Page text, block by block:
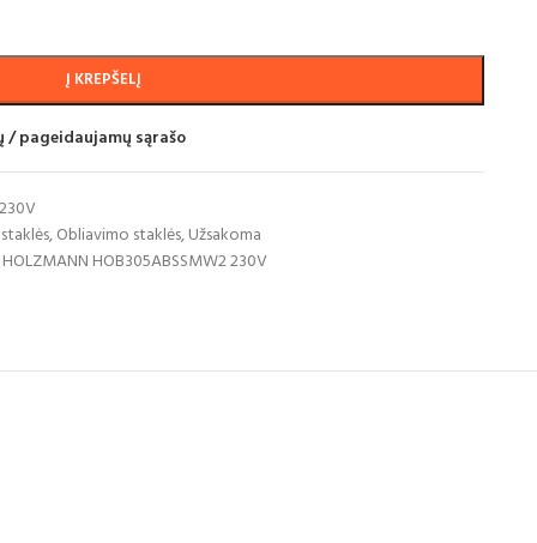
Į KREPŠELĮ
pageidaujamų sąrašo
,Obliavimo staklės,Užsakoma
HOB305ABSSMW2 230V